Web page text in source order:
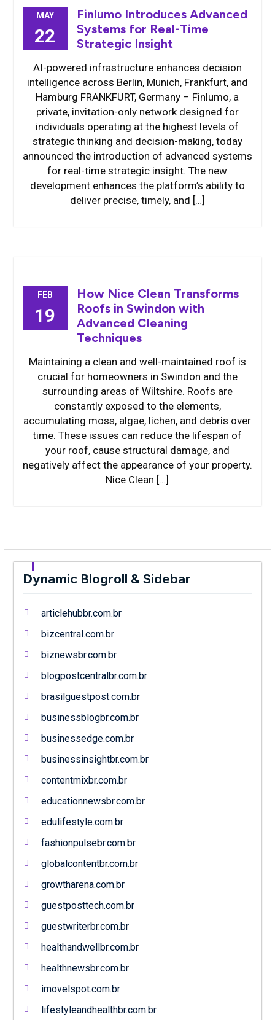
MAY
22
Finlumo Introduces Advanced
Systems for Real-Time
Strategic Insight
AI-powered infrastructure enhances decision
intelligence across Berlin, Munich, Frankfurt, and
Hamburg FRANKFURT, Germany – Finlumo, a
private, invitation-only network designed for
individuals operating at the highest levels of
strategic thinking and decision-making, today
announced the introduction of advanced systems
for real-time strategic insight. The new
development enhances the platform’s ability to
deliver precise, timely, and […]
FEB
19
How Nice Clean Transforms
Roofs in Swindon with
Advanced Cleaning
Techniques
Maintaining a clean and well-maintained roof is
crucial for homeowners in Swindon and the
surrounding areas of Wiltshire. Roofs are
constantly exposed to the elements,
accumulating moss, algae, lichen, and debris over
time. These issues can reduce the lifespan of
your roof, cause structural damage, and
negatively affect the appearance of your property.
Nice Clean […]
Dynamic Blogroll & Sidebar
articlehubbr.com.br
bizcentral.com.br
biznewsbr.com.br
blogpostcentralbr.com.br
brasilguestpost.com.br
businessblogbr.com.br
businessedge.com.br
businessinsightbr.com.br
contentmixbr.com.br
educationnewsbr.com.br
edulifestyle.com.br
fashionpulsebr.com.br
globalcontentbr.com.br
growtharena.com.br
guestposttech.com.br
guestwriterbr.com.br
healthandwellbr.com.br
healthnewsbr.com.br
imovelspot.com.br
lifestyleandhealthbr.com.br